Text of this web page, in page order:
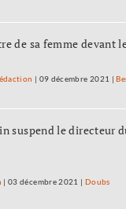
de sa femme devant
09 décembre 2021
suspend le directeur
|03 décembre 2021 Doubs